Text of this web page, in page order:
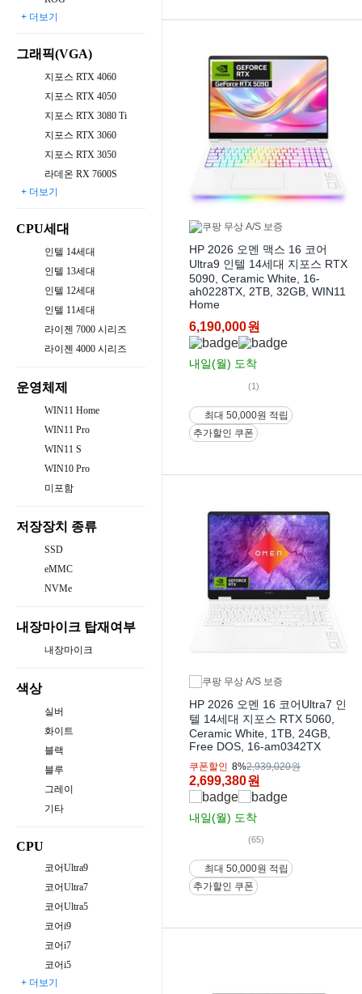
+ 더보기
그래픽(VGA)
지포스 RTX 4060
지포스 RTX 4050
지포스 RTX 3080 Ti
지포스 RTX 3060
지포스 RTX 3050
라데온 RX 7600S
+ 더보기
CPU세대
인텔 14세대
인텔 13세대
인텔 12세대
인텔 11세대
라이젠 7000 시리즈
라이젠 4000 시리즈
운영체제
WIN11 Home
WIN11 Pro
WIN11 S
WIN10 Pro
미포함
저장장치 종류
SSD
eMMC
NVMe
내장마이크 탑재여부
내장마이크
색상
실버
화이트
블랙
블루
그레이
기타
CPU
코어Ultra9
코어Ultra7
코어Ultra5
코어i9
코어i7
코어i5
+ 더보기
HP 2026 오멘 맥스 16 코어
Ultra9 인텔 14세대 지포스 RTX
5090, Ceramic White, 16-
ah0228TX, 2TB, 32GB, WIN11
Home
6,190,000원
내일(월) 도착
(1)
최대 50,000원 적립
추가할인 쿠폰
HP 2026 오멘 16 코어Ultra7 인
텔 14세대 지포스 RTX 5060,
Ceramic White, 1TB, 24GB,
Free DOS, 16-am0342TX
쿠폰할인 8%2,939,020원
2,699,380원
내일(월) 도착
(65)
최대 50,000원 적립
추가할인 쿠폰